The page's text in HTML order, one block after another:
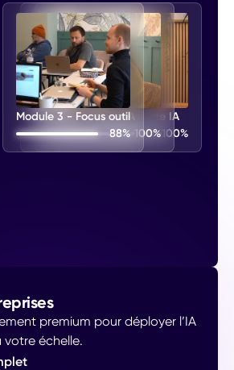
Module 1 - Découverte IA
100%
Module 2 - Quizz IA
100%
Module 3 - Focus outil
88%
premium pour déployer l’IA
échelle.